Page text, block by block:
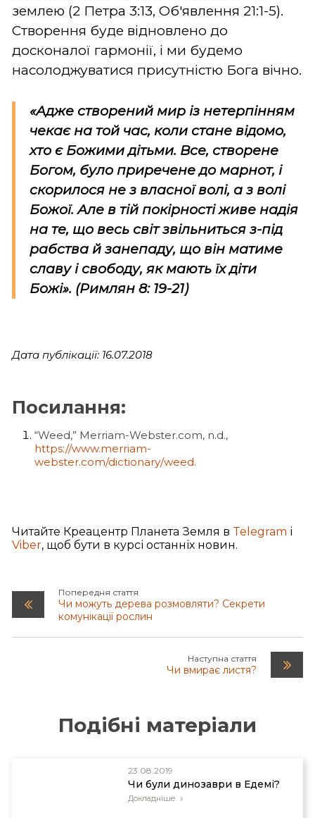
землею (2 Петра 3:13, Об'явлення 21:1-5).
Створення буде відновлено до
досконалої гармонії, і ми будемо
насолоджуватися присутністю Бога вічно.
«Адже створений мир із нетерпінням
чекає на той час, коли стане відомо,
хто є Божими дітьми. Все, створене
Богом, було приречене до марнот, і
скорилося не з власної волі, а з волі
Божої. Але в тій покірності живе надія
на те, що весь світ звільниться з-під
рабства й занепаду, що він матиме
славу і свободу, як мають їх діти
Божі». (Римлян 8: 19-21)
Дата публікації: 16.07.2018
Посилання:
“Weed,” Merriam-Webster.com, n.d.,
https://www.merriam-
webster.com/dictionary/weed.
Читайте Креацентр Планета Земля в Telegram і
Viber, щоб бути в курсі останніх новин.
Попередня стаття
Чи можуть дерева розмовляти? Секрети
комунікації рослин
Наступна стаття
Чи вмирає листя?
Подібні матеріали
23.08.2019
Чи були динозаври в Едемі?
Докладніше